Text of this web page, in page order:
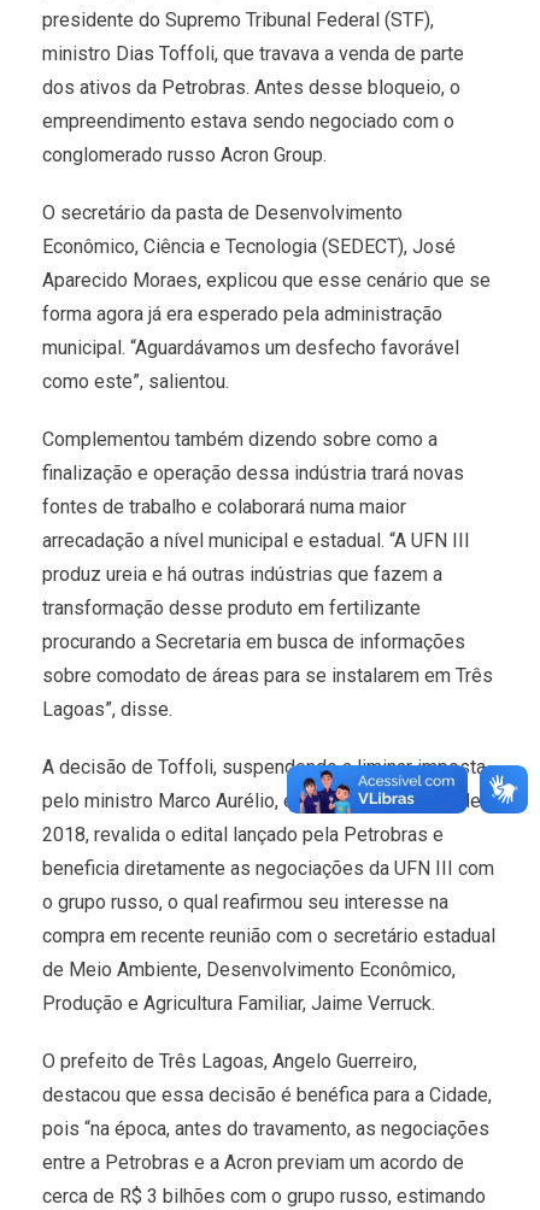
presidente do Supremo Tribunal Federal (STF),
ministro Dias Toffoli, que travava a venda de parte
dos ativos da Petrobras. Antes desse bloqueio, o
empreendimento estava sendo negociado com o
conglomerado russo Acron Group.
O secretário da pasta de Desenvolvimento
Econômico, Ciência e Tecnologia (SEDECT), José
Aparecido Moraes, explicou que esse cenário que se
forma agora já era esperado pela administração
municipal. “Aguardávamos um desfecho favorável
como este”, salientou.
Complementou também dizendo sobre como a
finalização e operação dessa indústria trará novas
fontes de trabalho e colaborará numa maior
arrecadação a nível municipal e estadual. “A UFN III
produz ureia e há outras indústrias que fazem a
transformação desse produto em fertilizante
procurando a Secretaria em busca de informações
sobre comodato de áreas para se instalarem em Três
Lagoas”, disse.
A decisão de Toffoli, suspendendo a liminar imposta
pelo ministro Marco Aurélio, em 19 de dezembro de
2018, revalida o edital lançado pela Petrobras e
beneficia diretamente as negociações da UFN III com
o grupo russo, o qual reafirmou seu interesse na
compra em recente reunião com o secretário estadual
de Meio Ambiente, Desenvolvimento Econômico,
Produção e Agricultura Familiar, Jaime Verruck.
O prefeito de Três Lagoas, Angelo Guerreiro,
destacou que essa decisão é benéfica para a Cidade,
pois “na época, antes do travamento, as negociações
entre a Petrobras e a Acron previam um acordo de
cerca de R$ 3 bilhões com o grupo russo, estimando